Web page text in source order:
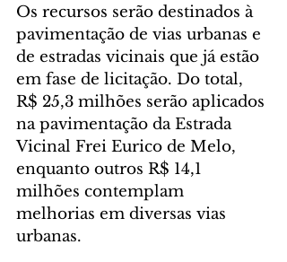
Os recursos serão destinados à
pavimentação de vias urbanas e
de estradas vicinais que já estão
em fase de licitação. Do total,
R$ 25,3 milhões serão aplicados
na pavimentação da Estrada
Vicinal Frei Eurico de Melo,
enquanto outros R$ 14,1
milhões contemplam
melhorias em diversas vias
urbanas.